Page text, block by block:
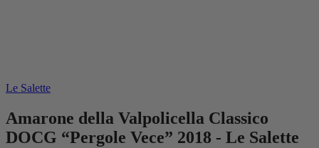
Le Salette
Amarone della Valpolicella Classico
DOCG “Pergole Vece” 2018 - Le Salette